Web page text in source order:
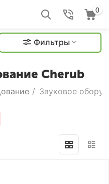
0
Фильтры
Cherub
/ Звуковое